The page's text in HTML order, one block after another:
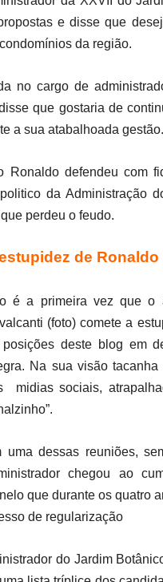
e disse que
da região.
no cargo de
que gostaria de
a sua atabalhoada gestão.
Ronaldo defendeu com
da Administração
perdeu o feudo.
de
é a primeira vez que o
(foto) comete a
deste blog em
Na sua visão
midias sociais,
uma dessas reuniões,
chegou ao
que durante os quatro
de regularização
do Jardim